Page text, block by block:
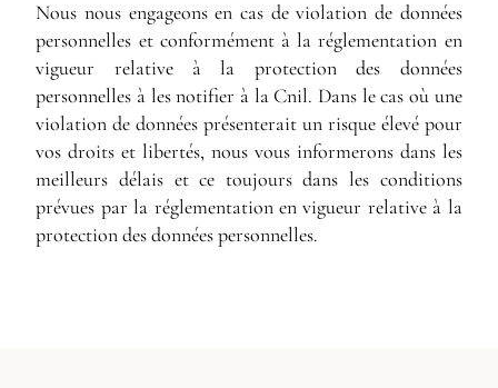
Nous nous engageons en cas de violation de données
personnelles et conformément à la réglementation en
vigueur relative à la protection des données
personnelles à les notifier à la Cnil. Dans le cas où une
violation de données présenterait un risque élevé pour
vos droits et libertés, nous vous informerons dans les
meilleurs délais et ce toujours dans les conditions
prévues par la réglementation en vigueur relative à la
protection des données personnelles.